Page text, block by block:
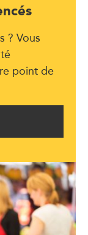
? Vous
point de